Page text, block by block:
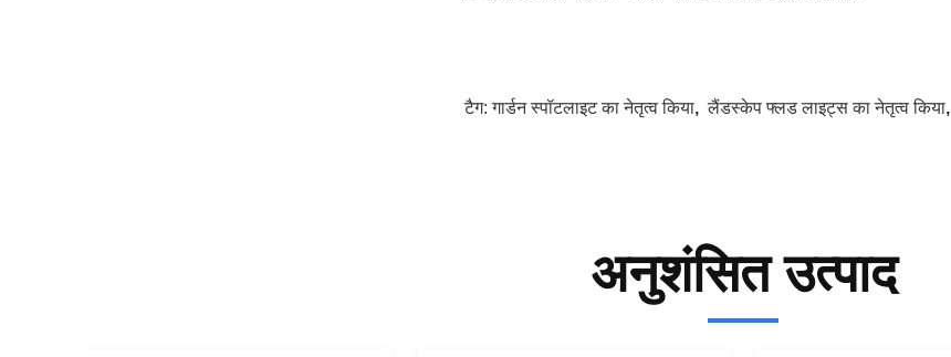
टैग:गार्डन स्पॉटलाइट का नेतृत्व किया,लैंडस्केप फ्लड लाइट्स का नेतृत्व किया,
अनुशंसित उत्पाद